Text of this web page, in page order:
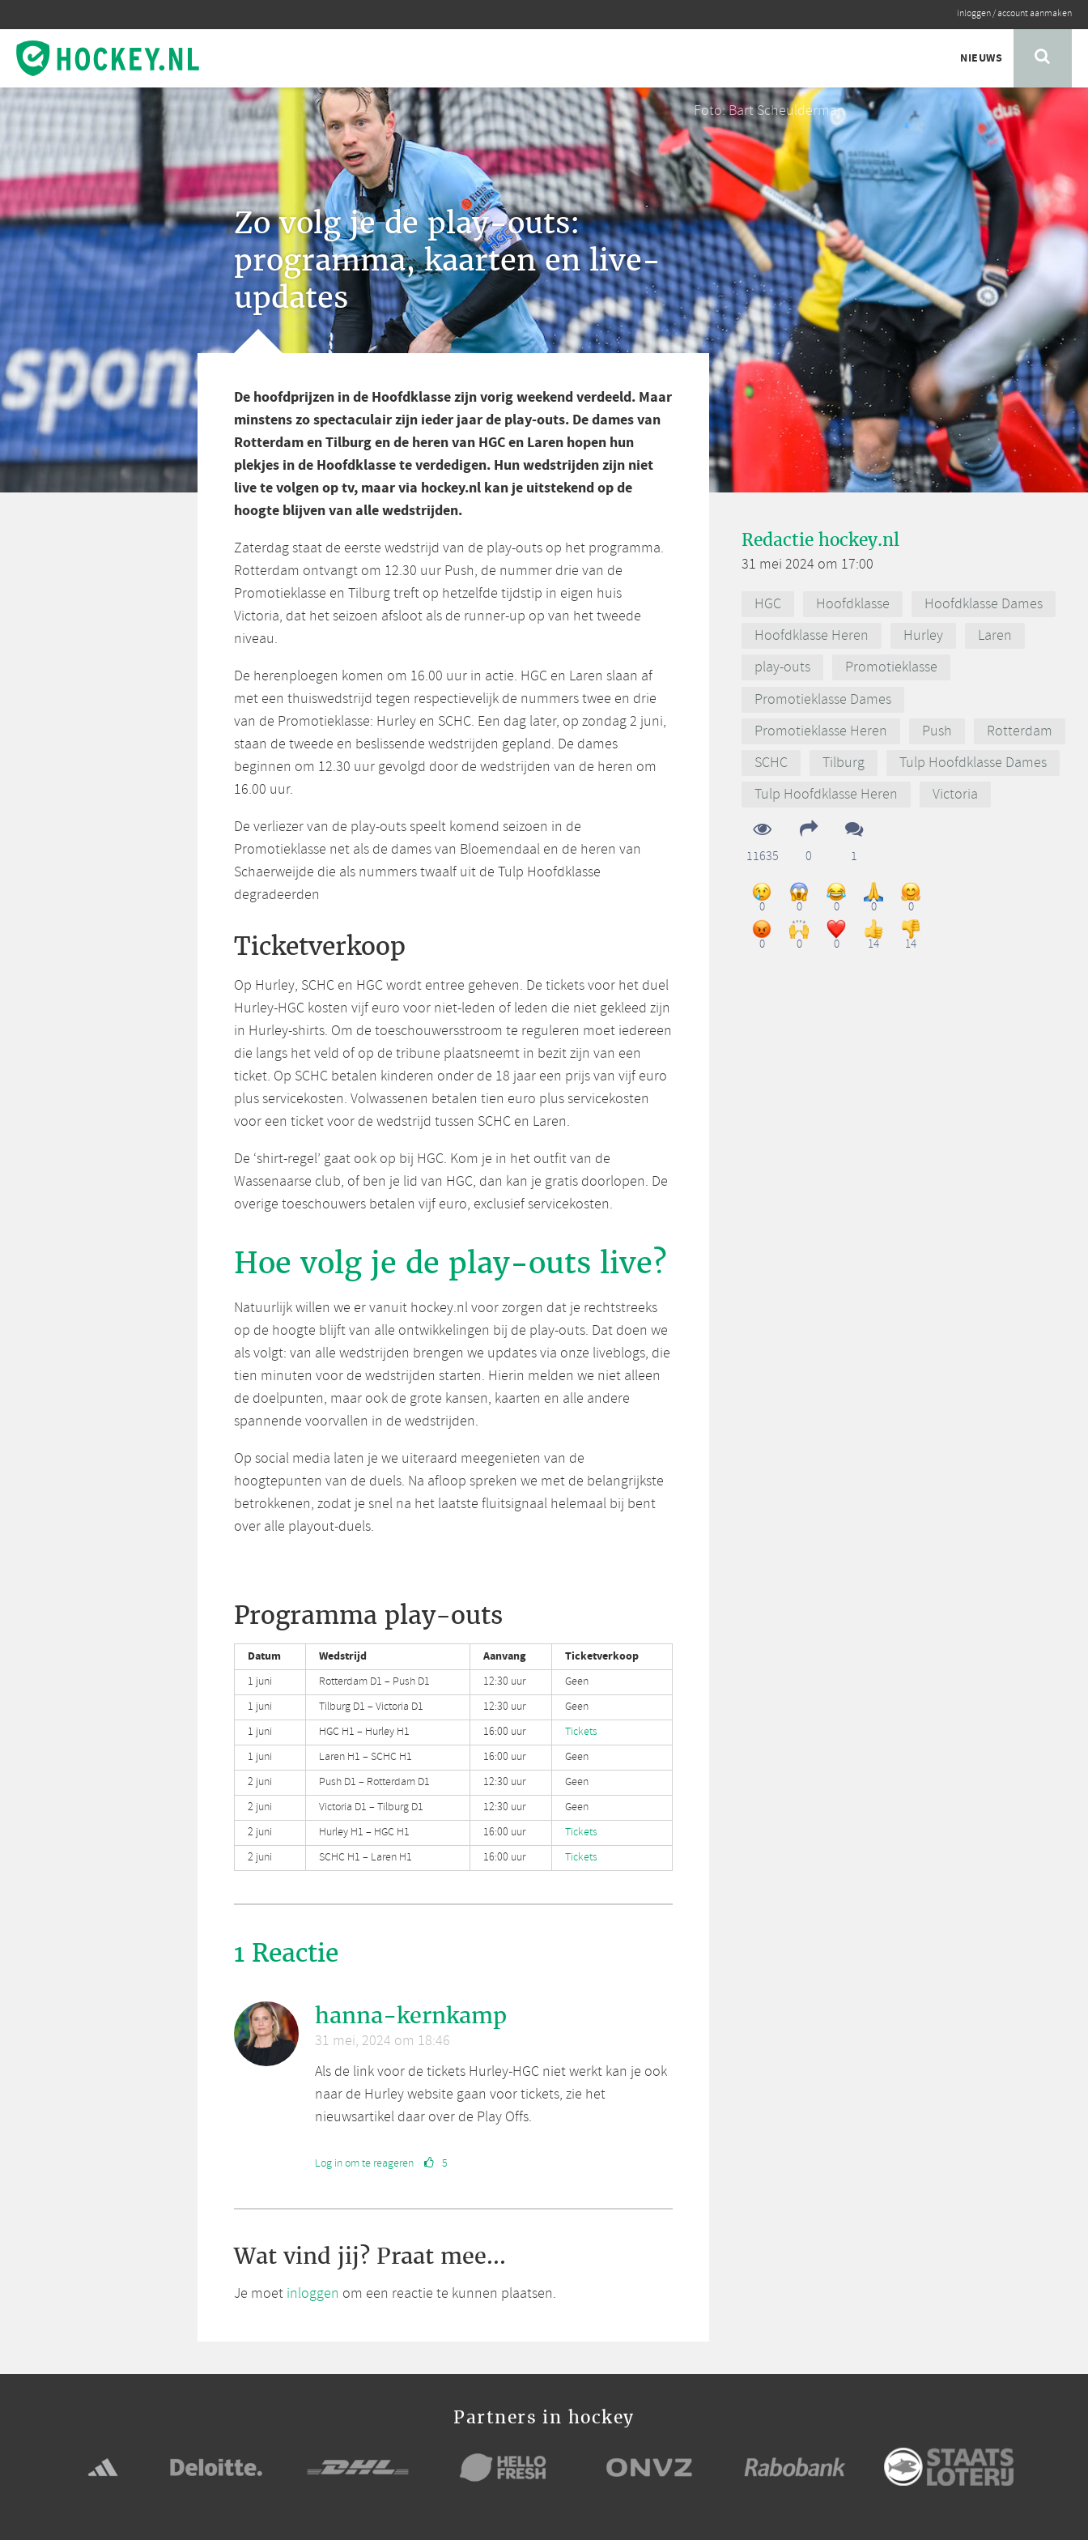
inloggen/account aanmaken
NIEUWS
Foto: Bart Scheulderman
Zo volg je de play-outs:
programma, kaarten en live-
updates
De hoofdprijzen in de Hoofdklasse zijn vorig weekend verdeeld. Maar
minstens zo spectaculair zijn ieder jaar de play-outs. De dames van
Rotterdam en Tilburg en de heren van HGC en Laren hopen hun
plekjes in de Hoofdklasse te verdedigen. Hun wedstrijden zijn niet
live te volgen op tv, maar via hockey.nl kan je uitstekend op de
hoogte blijven van alle wedstrijden.
Zaterdag staat de eerste wedstrijd van de play-outs op het programma.
Rotterdam ontvangt om 12.30 uur Push, de nummer drie van de
Promotieklasse en Tilburg treft op hetzelfde tijdstip in eigen huis
Victoria, dat het seizoen afsloot als de runner-up op van het tweede
niveau.
De herenploegen komen om 16.00 uur in actie. HGC en Laren slaan af
met een thuiswedstrijd tegen respectievelijk de nummers twee en drie
van de Promotieklasse: Hurley en SCHC. Een dag later, op zondag 2 juni,
staan de tweede en beslissende wedstrijden gepland. De dames
beginnen om 12.30 uur gevolgd door de wedstrijden van de heren om
16.00 uur.
De verliezer van de play-outs speelt komend seizoen in de
Promotieklasse net als de dames van Bloemendaal en de heren van
Schaerweijde die als nummers twaalf uit de Tulp Hoofdklasse
degradeerden
Ticketverkoop
Op Hurley, SCHC en HGC wordt entree geheven. De tickets voor het duel
Hurley-HGC kosten vijf euro voor niet-leden of leden die niet gekleed zijn
in Hurley-shirts. Om de toeschouwersstroom te reguleren moet iedereen
die langs het veld of op de tribune plaatsneemt in bezit zijn van een
ticket. Op SCHC betalen kinderen onder de 18 jaar een prijs van vijf euro
plus servicekosten. Volwassenen betalen tien euro plus servicekosten
voor een ticket voor de wedstrijd tussen SCHC en Laren.
De ‘shirt-regel’ gaat ook op bij HGC. Kom je in het outfit van de
Wassenaarse club, of ben je lid van HGC, dan kan je gratis doorlopen. De
overige toeschouwers betalen vijf euro, exclusief servicekosten.
Hoe volg je de play-outs live?
Natuurlijk willen we er vanuit hockey.nl voor zorgen dat je rechtstreeks
op de hoogte blijft van alle ontwikkelingen bij de play-outs. Dat doen we
als volgt: van alle wedstrijden brengen we updates via onze liveblogs, die
tien minuten voor de wedstrijden starten. Hierin melden we niet alleen
de doelpunten, maar ook de grote kansen, kaarten en alle andere
spannende voorvallen in de wedstrijden.
Op social media laten je we uiteraard meegenieten van de
hoogtepunten van de duels. Na afloop spreken we met de belangrijkste
betrokkenen, zodat je snel na het laatste fluitsignaal helemaal bij bent
over alle playout-duels.
Programma play-outs
Datum Wedstrijd Aanvang Ticketverkoop
1 juni Rotterdam D1 – Push D1 12:30 uur
Geen
1 juni
Tilburg D1 – Victoria D1 12:30 uur
Geen
1 juni
HGC H1 – Hurley H1 16:00 uur
Tickets
1 juni
Laren H1 – SCHC H1 16:00 uur
Geen
2 juni
Push D1 – Rotterdam D1 12:30 uur
Geen
2 juni
Victoria D1 – Tilburg D1 12:30 uur
Geen
2 juni
Hurley H1 – HGC H1 16:00 uur
Tickets
2 juni
SCHC H1 – Laren H1 16:00 uur Tickets
1 Reactie
hanna-kernkamp
31 mei, 2024 om 18:46
Als de link voor de tickets Hurley-HGC niet werkt kan je ook
naar de Hurley website gaan voor tickets, zie het
nieuwsartikel daar over de Play Offs.
Log in om te reageren 5
Wat vind jij? Praat mee...
Je moet inloggen om een reactie te kunnen plaatsen.
Redactie hockey.nl
31 mei 2024 om 17:00
HGC Hoofdklasse
Hoofdklasse Dames
Hoofdklasse Heren
Hurley
Laren
play-outs
Promotieklasse
Promotieklasse Dames
Promotieklasse Heren
Push
Rotterdam
SCHC
Tilburg
Tulp Hoofdklasse Dames
Tulp Hoofdklasse Heren
Victoria
11635 0 1
0 0 0 0 0
0 0 0 14 14
Partners in hockey